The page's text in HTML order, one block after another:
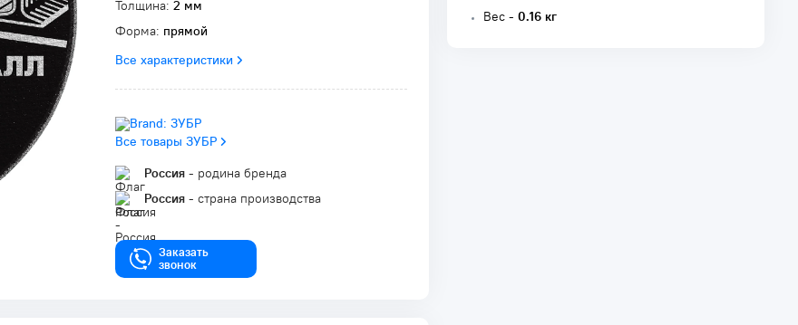
Толщина: 2 мм
Форма: прямой
Все характеристики
Все товары ЗУБР
Россия - родина бренда
Россия - страна производства
Заказать
звонок
Вес - 0.16 кг